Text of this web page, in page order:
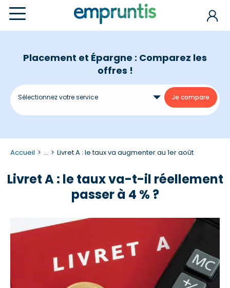
Placement et Épargne : Comparez les
offres !
Accueil ... Livret A : le taux va augmenter au 1er août
Livret A : le taux va-t-il réellement
passer à 4 % ?